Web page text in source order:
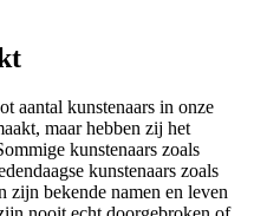
aantal kunstenaars in onze
maar hebben zij het
kunstenaars zoals
kunstenaars zoals
bekende namen en leven